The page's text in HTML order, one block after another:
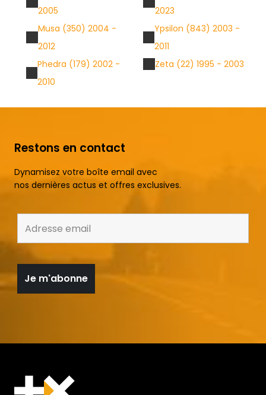
2005
Musa (350) 2004 -
2012
Phedra (179) 2002 -
2010
2023
Ypsilon (843) 2003 -
2011
Zeta (22) 1995 - 2003
Restons en contact
Dynamisez votre boîte email avec
nos dernières actus et offres exclusives.